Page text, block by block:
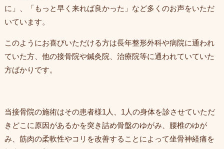
に」、「もっと早く来れば良かった」など多くのお声をいただ
いています。
このようにお喜びいただける方は長年整形外科や病院に通われ
ていた方、他の接骨院や鍼灸院、治療院等に通われていていた
方ばかりです。
当接骨院の施術はその患者様1人、1人の身体を診させていただ
きどこに原因があるかを突き詰め骨盤のゆがみ、腰椎のゆが
み、筋肉の柔軟性やコリを改善することによって坐骨神経痛を